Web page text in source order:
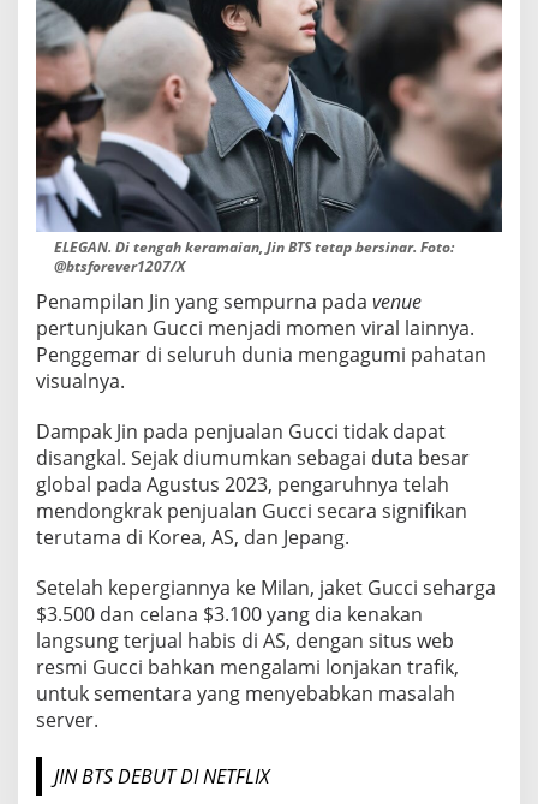
ELEGAN. Di tengah keramaian, Jin BTS tetap bersinar. Foto:
@btsforever1207/X
Penampilan Jin yang sempurna pada venue
pertunjukan Gucci menjadi momen viral lainnya.
Penggemar di seluruh dunia mengagumi pahatan
visualnya.
Dampak Jin pada penjualan Gucci tidak dapat
disangkal. Sejak diumumkan sebagai duta besar
global pada Agustus 2023, pengaruhnya telah
mendongkrak penjualan Gucci secara signifikan
terutama di Korea, AS, dan Jepang.
Setelah kepergiannya ke Milan, jaket Gucci seharga
$3.500 dan celana $3.100 yang dia kenakan
langsung terjual habis di AS, dengan situs web
resmi Gucci bahkan mengalami lonjakan trafik,
untuk sementara yang menyebabkan masalah
server.
JIN BTS DEBUT DI NETFLIX